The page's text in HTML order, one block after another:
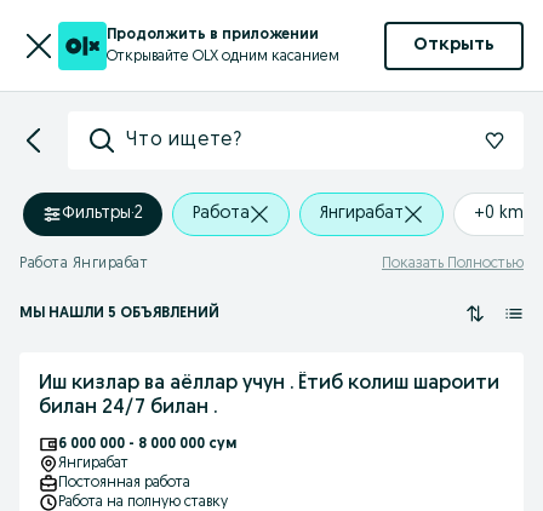
Продолжить в приложении
Открывайте OLX одним касанием
Открыть
Что ищете?
Фильтры·2 Работа Янгирабат +0 km
Работа Янгирабат Показать Полностью
МЫ НАШЛИ 5 ОБЪЯВЛЕНИЙ
Иш кизлар ва аёллар учун . Ётиб колиш шароити
билан 24/7 билан .
6 000 000 - 8 000 000 сум
Янгирабат
Постоянная работа
Работа на полную ставку